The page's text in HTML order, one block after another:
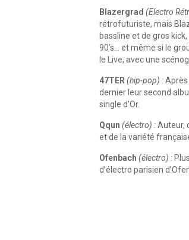
Blazergrad (Electro
rétrofuturiste, mais
bassline et de gros
90’s… et même si le
le Live, avec une
47TER (hip-pop) :Après
dernier leur second
single d’Or.
Qqun (électro) :Auteur,
et de la variété
Ofenbach (électro) :
d’électro parisien